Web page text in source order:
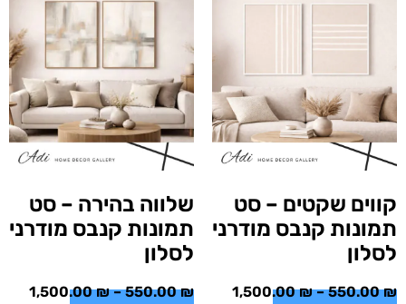
קווים שקטים – סט
תמונות קנבס מודרני
לסלון
550.00₪
–
1,500.00₪
שלווה בהירה – סט
תמונות קנבס מודרני
לסלון
550.00₪
–
1,500.00₪